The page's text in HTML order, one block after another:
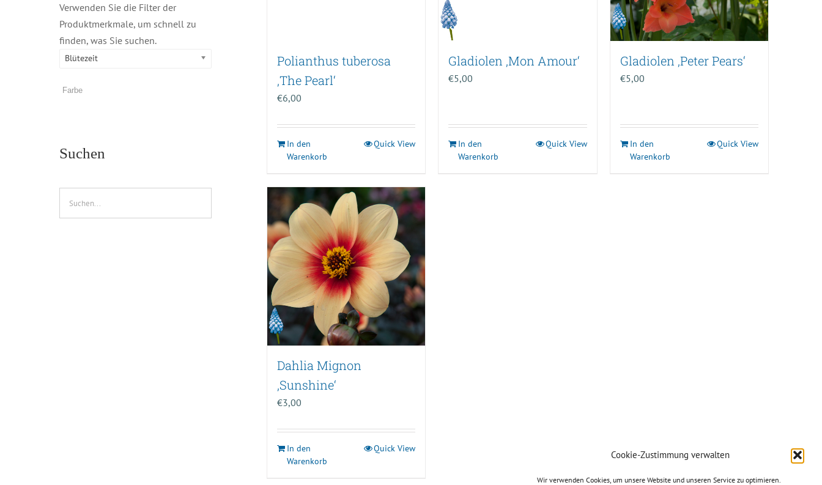
Cookie-Zustimmung verwalten
Wir verwenden Cookies, um unsere Website und unseren Service zu optimieren.
Polianthus tuberosa
‚The Pearl‘
€6,00
In den
Warenkorb
Quick View
Gladiolen ‚Mon Amour‘
€5,00
In den
Warenkorb
Quick View
Gladiolen ‚Peter Pears‘
€5,00
In den
Warenkorb
Quick View
Dahlia Mignon
‚Sunshine‘
€3,00
In den
Warenkorb
Quick View
Verwenden Sie die Filter der
Produktmerkmale, um schnell zu
finden, was Sie suchen.
Blütezeit
Suchen